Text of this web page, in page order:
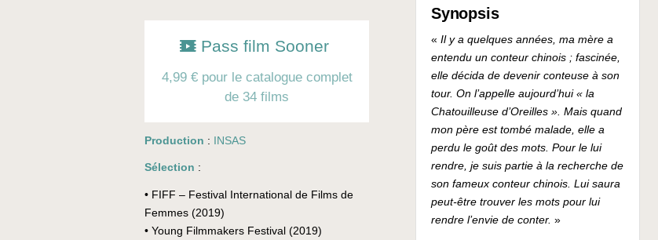
Pass film Sooner
4,99 € pour le catalogue complet
de 34 films
Production : INSAS
Sélection :
• FIFF – Festival International de Films de
Femmes (2019)
• Young Filmmakers Festival (2019)
Synopsis
« Il y a quelques années, ma mère a
entendu un conteur chinois ; fascinée,
elle décida de devenir conteuse à son
tour. On l’appelle aujourd’hui « la
Chatouilleuse d’Oreilles ». Mais quand
mon père est tombé malade, elle a
perdu le goût des mots. Pour le lui
rendre, je suis partie à la recherche de
son fameux conteur chinois. Lui saura
peut-être trouver les mots pour lui
rendre l’envie de conter. »